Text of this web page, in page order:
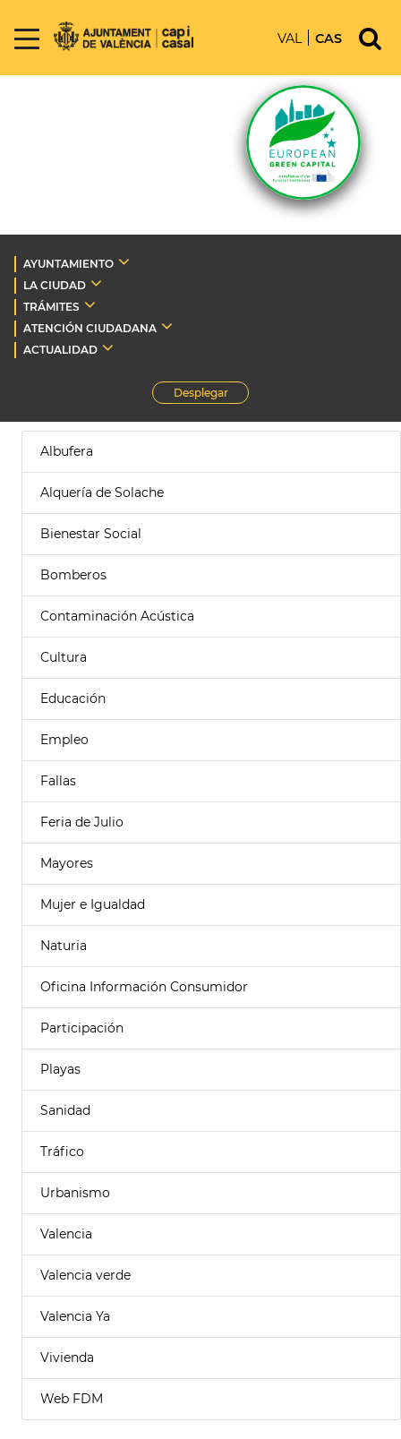
VAL CAS
AYUNTAMIENTO
LA CIUDAD
TRÁMITES
ATENCIÓN CIUDADANA
ACTUALIDAD
Desplegar
Albufera
Alquería de Solache
Bienestar Social
Bomberos
Contaminación Acústica
Cultura
Educación
Empleo
Fallas
Feria de Julio
Mayores
Mujer e Igualdad
Naturia
Oficina Información Consumidor
Participación
Playas
Sanidad
Tráfico
Urbanismo
Valencia
Valencia verde
Valencia Ya
Vivienda
Web FDM